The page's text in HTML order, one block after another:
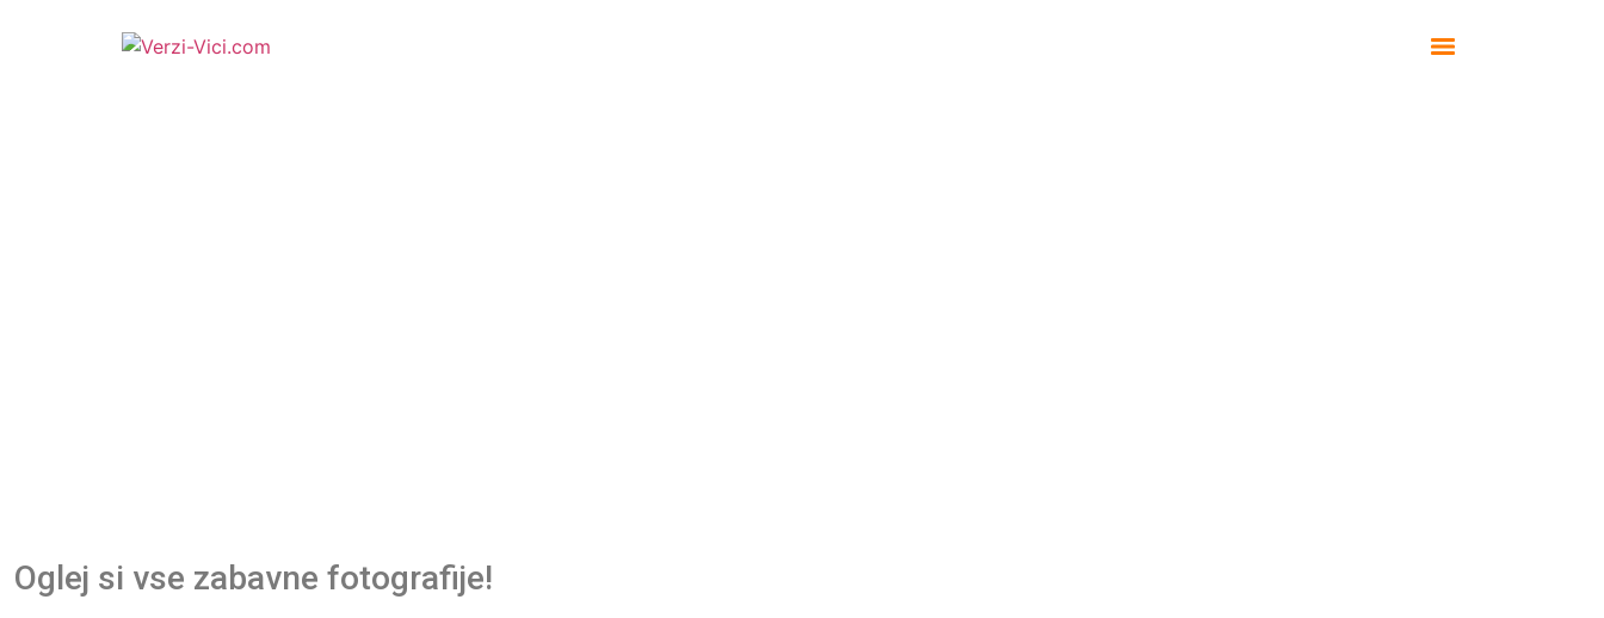
Oglej si vse zabavne fotografije!